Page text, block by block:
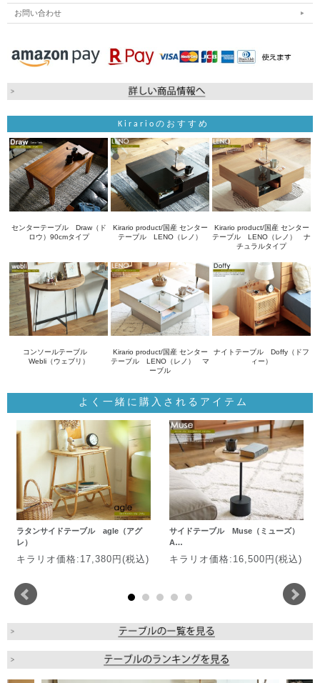
お問い合わせ
Kirarioのおすすめ
センターテーブル Draw（ド
ロウ）90cmタイプ
Kirario product/国産 センター
テーブル LENO（レノ）
Kirario product/国産 センター
テーブル LENO（レノ） ナ
チュラルタイプ
コンソールテーブル
Webli（ウェブリ）
Kirario product/国産 センター
テーブル LENO（レノ） マ
ーブル
ナイトテーブル Doffy（ドフ
ィー）
よく一緒に購入されるアイテム
ラタンサイドテーブル agle（アグ
レ）
キラリオ価格:17,380円(税込)
サイドテーブル Muse（ミューズ）
A…
キラリオ価格:16,500円(税込)